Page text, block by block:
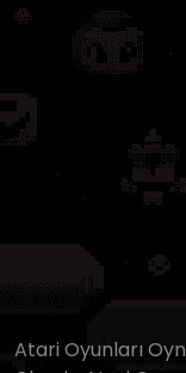
Atari Oyunları